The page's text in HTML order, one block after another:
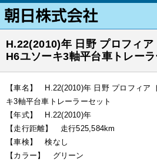
H.22(2010)年 日野 プロフィア
H6ユソーキ3軸平台車トレーラ
【車名】 H.22(2010)年 日野 プロフィア
キ3軸平台車トレーラーセット
【年式】 H.22(2010)年
【走行距離】 走行525,584km
【車検】 検なし
【カラー】 グリーン